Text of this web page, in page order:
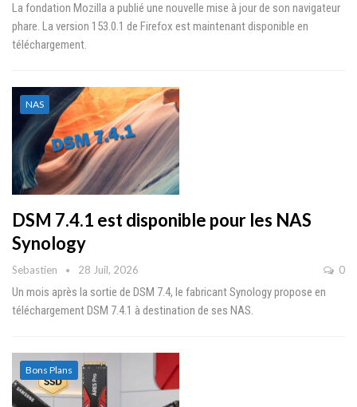
La fondation Mozilla a publié une nouvelle mise à jour de son navigateur
phare. La version 153.0.1 de Firefox est maintenant disponible en
téléchargement.
NAS
DSM 7.4.1 est disponible pour les NAS
Synology
Sebastien 28 Juil, 2026 0
Un mois après la sortie de DSM 7.4, le fabricant Synology propose en
téléchargement DSM 7.4.1 à destination de ses NAS.
Bons Plans